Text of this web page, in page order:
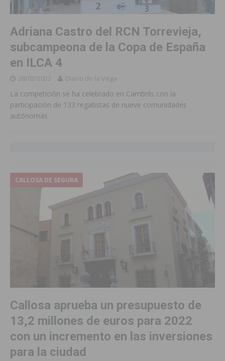
Adriana Castro del RCN Torrevieja,
subcampeona de la Copa de España
en ILCA 4
28/02/2022 Diario de la Vega
La competición se ha celebrado en Cambrils con la
participación de 133 regatistas de nueve comunidades
autónomas
CALLOSA DE SEGURA
Callosa aprueba un presupuesto de
13,2 millones de euros para 2022
con un incremento en las inversiones
para la ciudad